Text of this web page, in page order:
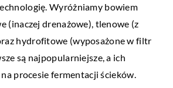
Wyróżniamy bowiem
(inaczej drenażowe), tlenowe (z
hydrofitowe (wyposażone w filtr
są najpopularniejsze, a ich
procesie fermentacji ścieków.